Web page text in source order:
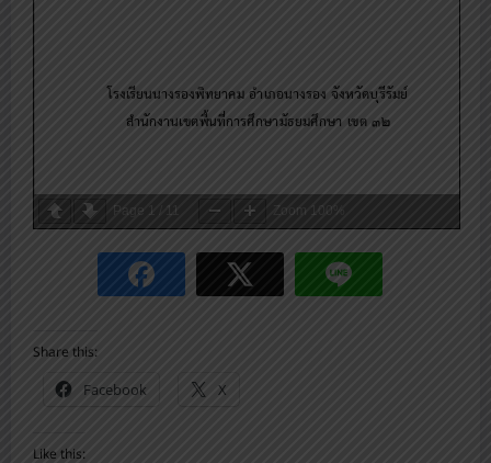
Page 1 / 11 Zoom 100%
Share this:
Facebook
X
Like this: